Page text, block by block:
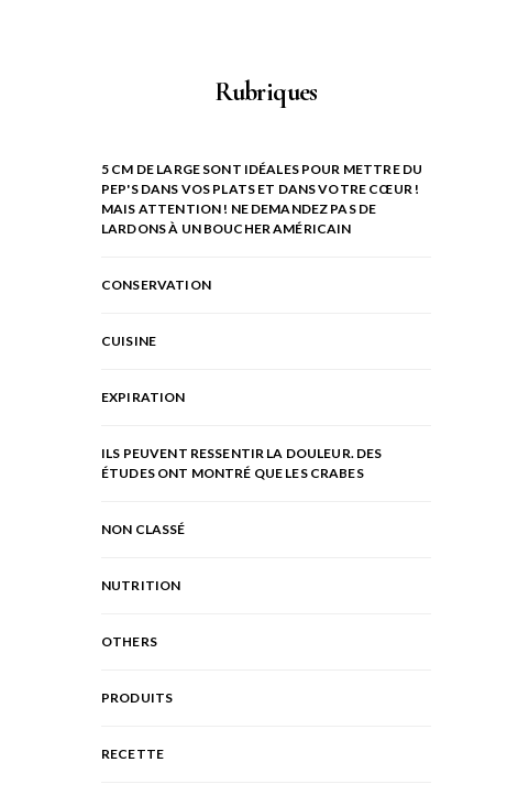
Rubriques
5 CM DE LARGE SONT IDÉALES POUR METTRE DU
PEP'S DANS VOS PLATS ET DANS VOTRE CŒUR !
MAIS ATTENTION ! NE DEMANDEZ PAS DE
LARDONS À UN BOUCHER AMÉRICAIN
CONSERVATION
CUISINE
EXPIRATION
ILS PEUVENT RESSENTIR LA DOULEUR. DES
ÉTUDES ONT MONTRÉ QUE LES CRABES
NON CLASSÉ
NUTRITION
OTHERS
PRODUITS
RECETTE